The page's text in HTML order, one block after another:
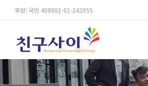
후원: 국민 408801-01-242055